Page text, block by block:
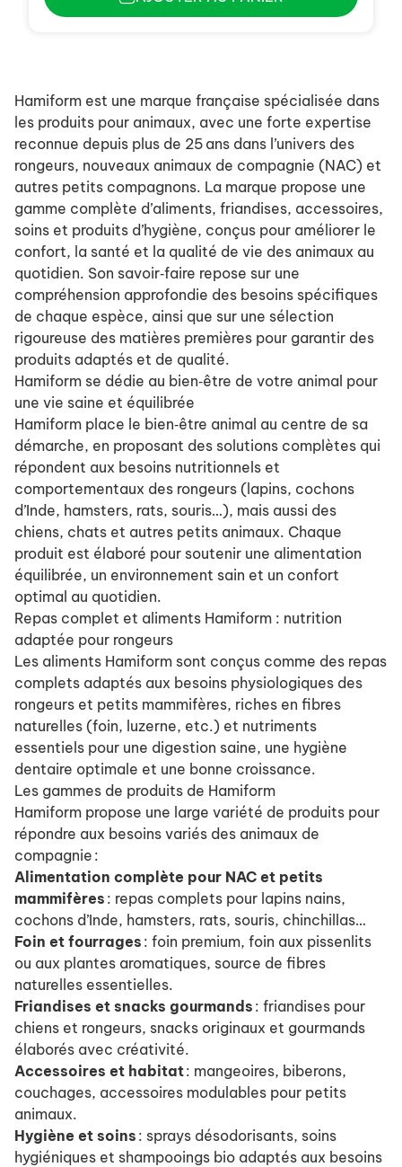
Hamiform est une marque française spécialisée dans
les produits pour animaux, avec une forte expertise
reconnue depuis plus de 25 ans dans l’univers des
rongeurs, nouveaux animaux de compagnie (NAC) et
autres petits compagnons. La marque propose une
gamme complète d’aliments, friandises, accessoires,
soins et produits d’hygiène, conçus pour améliorer le
confort, la santé et la qualité de vie des animaux au
quotidien. Son savoir‑faire repose sur une
compréhension approfondie des besoins spécifiques
de chaque espèce, ainsi que sur une sélection
rigoureuse des matières premières pour garantir des
produits adaptés et de qualité.
Hamiform se dédie au bien‑être de votre animal pour
une vie saine et équilibrée
Hamiform place le bien‑être animal au centre de sa
démarche, en proposant des solutions complètes qui
répondent aux besoins nutritionnels et
comportementaux des rongeurs (lapins, cochons
d’Inde, hamsters, rats, souris…), mais aussi des
chiens, chats et autres petits animaux. Chaque
produit est élaboré pour soutenir une alimentation
équilibrée, un environnement sain et un confort
optimal au quotidien.
Repas complet et aliments Hamiform : nutrition
adaptée pour rongeurs
Les aliments Hamiform sont conçus comme des repas
complets adaptés aux besoins physiologiques des
rongeurs et petits mammifères, riches en fibres
naturelles (foin, luzerne, etc.) et nutriments
essentiels pour une digestion saine, une hygiène
dentaire optimale et une bonne croissance.
Les gammes de produits de Hamiform
Hamiform propose une large variété de produits pour
répondre aux besoins variés des animaux de
compagnie :
Alimentation complète pour NAC et petits
mammifères : repas complets pour lapins nains,
cochons d’Inde, hamsters, rats, souris, chinchillas…
Foin et fourrages : foin premium, foin aux pissenlits
ou aux plantes aromatiques, source de fibres
naturelles essentielles.
Friandises et snacks gourmands : friandises pour
chiens et rongeurs, snacks originaux et gourmands
élaborés avec créativité.
Accessoires et habitat: mangeoires, biberons,
couchages, accessoires modulables pour petits
animaux.
Hygiène et soins : sprays désodorisants, soins
hygiéniques et shampooings bio adaptés aux besoins